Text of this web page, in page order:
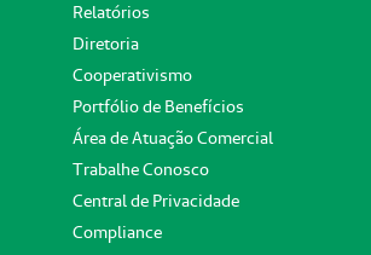
Relatórios
Diretoria
Cooperativismo
Portfólio de Benefícios
Área de Atuação Comercial
Trabalhe Conosco
Central de Privacidade
Compliance